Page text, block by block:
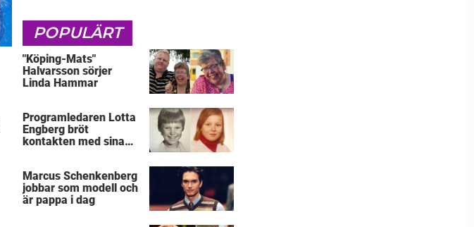
POPULÄRT
"Köping-Mats"
Halvarsson sörjer
Linda Hammar
Programledaren Lotta
Engberg bröt
kontakten med sina
Marcus Schenkenberg
jobbar som modell och
är pappa i dag